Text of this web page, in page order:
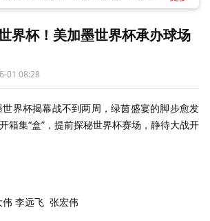
界杯！美加墨世界杯承办球场
01 08:28
界杯揭幕战不到两周，绿茵盛宴的脚步愈发
箱集“盒”，提前探秘世界杯赛场，静待大战开
伟 李远飞 张宏伟